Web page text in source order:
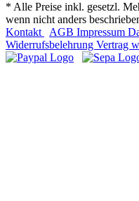
* Alle Preise inkl. gesetzl.
wenn nicht anders
Kontakt
AGB Impressum
Widerrufsbelehrung Vertrag